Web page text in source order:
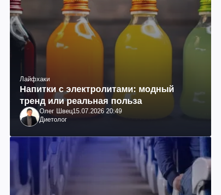
Лайфхаки
Напитки с электролитами: модный
тренд или реальная польза
Олег Швец15.07.2026 20:49
Диетолог